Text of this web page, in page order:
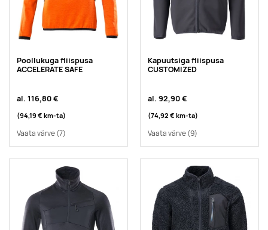
Poollukuga fliispusa
ACCELERATE SAFE
al. 116,80 €
(94,19 € km-ta)
Vaata värve(7)
Kapuutsiga fliispusa
CUSTOMIZED
al. 92,90 €
(74,92 € km-ta)
Vaata värve(9)